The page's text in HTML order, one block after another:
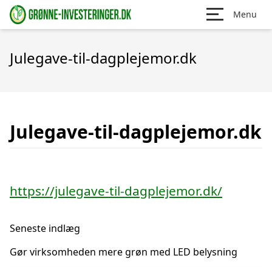
Menu
Julegave-til-dagplejemor.dk
Julegave-til-dagplejemor.dk
https://julegave-til-dagplejemor.dk/
Seneste indlæg
Gør virksomheden mere grøn med LED belysning